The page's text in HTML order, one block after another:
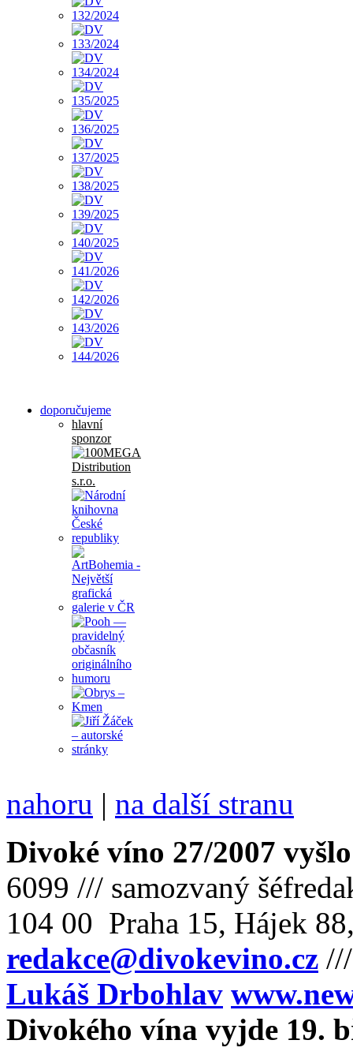
doporučujeme
hlavní
sponzor
nahoru | na další stranu
Divoké víno 27/2007
6099 /// samozvaný
104 00 Praha 15, Hájek
redakce@divokevino.cz
Lukáš Drbohlav
Divokého vína vyjde 19.